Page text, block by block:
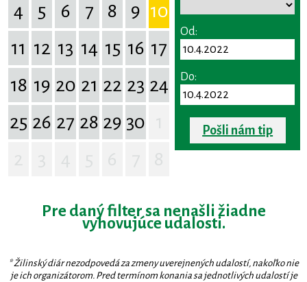
4
5 6 7 8 9 10
11 12 13 14 15 16 17
18 19 20 21 22 23 24
25 26 27 28 29 30
Od:
Do:
Pošli nám tip
Pre daný filter sa nenašli žiadne
vyhovujúce udalosti.
* Žilinský diár nezodpovedá za zmeny uverejnených udalostí, nakoľko nie
je ich organizátorom. Pred termínom konania sa jednotlivých udalostí je